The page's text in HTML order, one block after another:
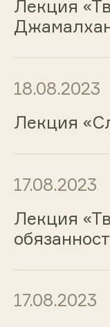
Лекция
18.08.2023
Лекция
17.08.2023
Лекция
17.08.2023